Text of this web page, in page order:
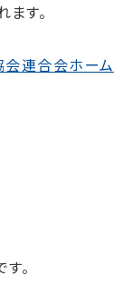
す。
連合会ホーム
。